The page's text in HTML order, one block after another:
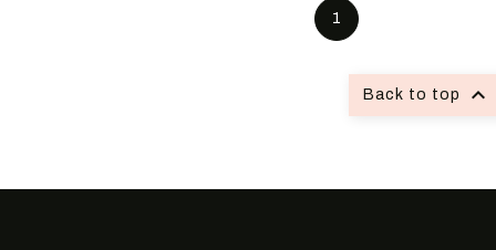
1
Back to top 